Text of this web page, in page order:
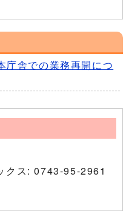
庁舎での業務再開につ
クス: 0743-95-2961